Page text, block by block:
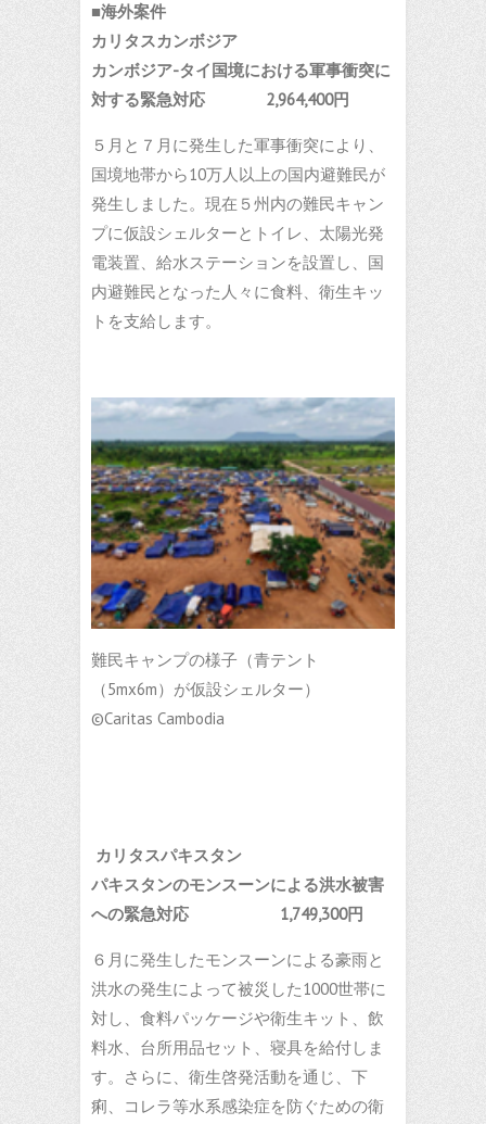
■海外案件
カリタスカンボジア
カンボジア-タイ国境における軍事衝突に
対する緊急対応 2,964,400円
５月と７月に発生した軍事衝突により、
国境地帯から10万人以上の国内避難民が
発生しました。現在５州内の難民キャン
プに仮設シェルターとトイレ、太陽光発
電装置、給水ステーションを設置し、国
内避難民となった人々に食料、衛生キッ
トを支給します。
難民キャンプの様子（青テント
（5mx6m）が仮設シェルター）
©Caritas Cambodia
カリタスパキスタン
パキスタンのモンスーンによる洪水被害
への緊急対応 1,749,300円
６月に発生したモンスーンによる豪雨と
洪水の発生によって被災した1000世帯に
対し、食料パッケージや衛生キット、飲
料水、台所用品セット、寝具を給付しま
す。さらに、衛生啓発活動を通じ、下
痢、コレラ等水系感染症を防ぐための衛